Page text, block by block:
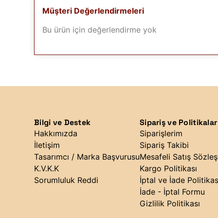
Müşteri Değerlendirmeleri
Bu ürün için değerlendirme yok
Bilgi ve Destek
Hakkımızda
İletişim
Tasarımcı / Marka Başvurusu
K.V.K.K
Sorumluluk Reddi
Sipariş ve Politikalar
Siparişlerim
Sipariş Takibi
Mesafeli Satış
Kargo Politikası
İptal ve İade
İade - İptal Formu
Gizlilik Politikası